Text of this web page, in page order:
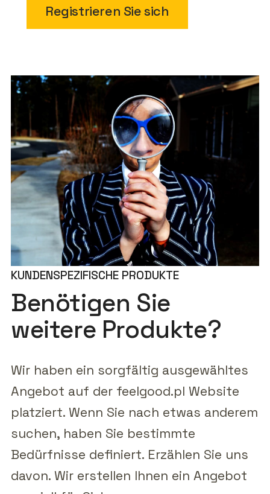
Registrieren Sie sich
KUNDENSPEZIFISCHE PRODUKTE
Benötigen Sie
weitere Produkte?
Wir haben ein sorgfältig ausgewähltes
Angebot auf der feelgood.pl Website
platziert. Wenn Sie nach etwas anderem
suchen, haben Sie bestimmte
Bedürfnisse definiert. Erzählen Sie uns
davon. Wir erstellen Ihnen ein Angebot